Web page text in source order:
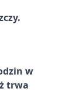
w
trwa